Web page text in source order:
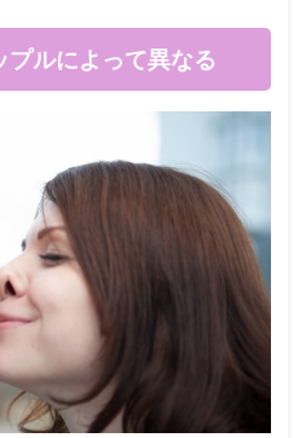
ルによって異なる